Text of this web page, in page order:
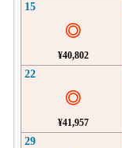
15
◎
¥40,802
22
◎
¥41,957
29